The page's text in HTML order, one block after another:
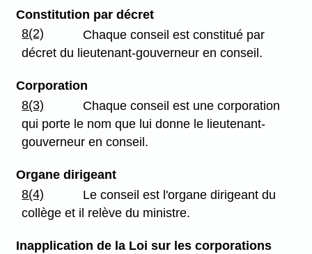
Constitution par décret
8(2)
Chaque conseil est constitué par
décret du lieutenant-gouverneur en conseil.
Corporation
8(3)
Chaque conseil est une corporation
qui porte le nom que lui donne le lieutenant-
gouverneur en conseil.
Organe dirigeant
8(4)
Le conseil est l'organe dirigeant du
collège et il relève du ministre.
Inapplication de la Loi sur les corporations